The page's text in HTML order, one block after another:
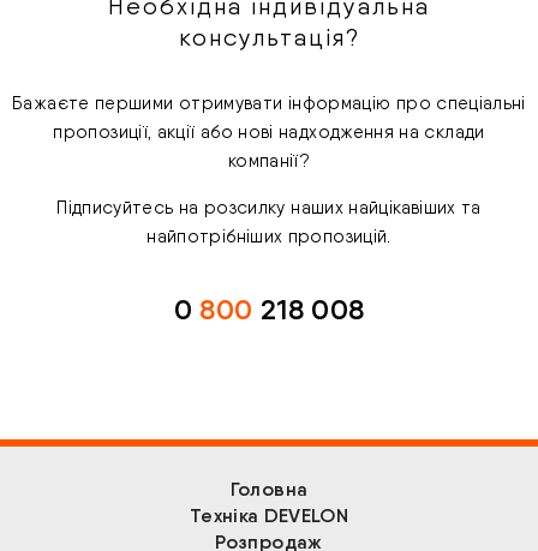
Необхідна індивідуальна
консультація?
Бажаєте першими отримувати інформацію про спеціальні
пропозиції, акції або нові надходження на склади
компанії?
Підписуйтесь на розсилку наших найцікавіших та
найпотрібніших пропозицій.
0 800 218 008
Головна
Техніка DEVELON
Розпродаж